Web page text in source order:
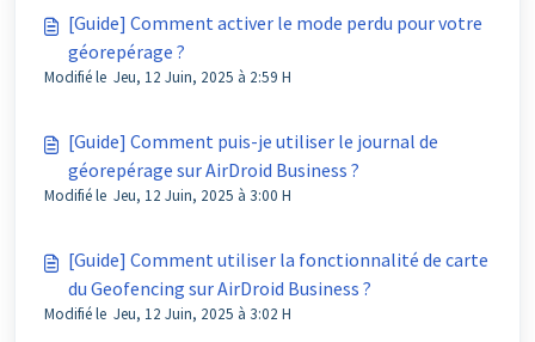
[Guide] Comment activer le mode perdu pour votre
géorepérage ?
Modifié le Jeu, 12 Juin, 2025 à 2:59 H
[Guide] Comment puis-je utiliser le journal de
géorepérage sur AirDroid Business ?
Modifié le Jeu, 12 Juin, 2025 à 3:00 H
[Guide] Comment utiliser la fonctionnalité de carte
du Geofencing sur AirDroid Business ?
Modifié le Jeu, 12 Juin, 2025 à 3:02 H